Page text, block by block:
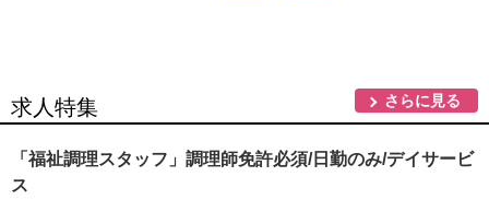
求人特集 さらに見る
「福祉調理スタッフ」調理師免許必須/日勤のみ/デイサービ
ス